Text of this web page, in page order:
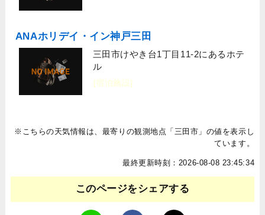
ANAホリデイ・イン神戸三田
三田市けやき台1丁目11-2にあるホテ
ル
[宿泊施設]
※こちらの天気情報は、最寄りの観測地点「三田市」の値を表示し
ています。
最終更新時刻：2026-08-08 23:45:34
このページをシェアする